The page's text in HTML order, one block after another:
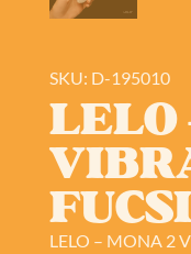
SKU: D-195010
LELO
LELO – MONA 2